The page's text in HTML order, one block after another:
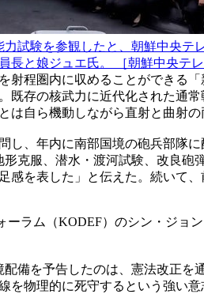
試験を参観したと、朝鮮中央
と娘ジュエ氏。 ［朝鮮中央テレ
程圏内に収めることができる
既存の核武力に近代化された通
自ら機動しながら直射と曲射の
し、年内に南部国境の砲兵部隊
克服、潜水・渡河試験、改良
を表した」と伝えた。続いて
ラム（KODEF）のシン・ジ
備を予告したのは、憲法改正
物理的に死守するという強い意